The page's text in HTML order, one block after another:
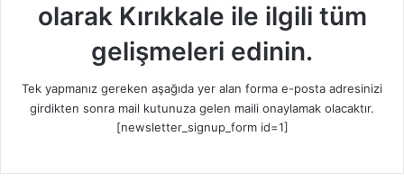
olarak Kırıkkale ile ilgili tüm
gelişmeleri edinin.
Tek yapmanız gereken aşağıda yer alan forma e-posta adresinizi
girdikten sonra mail kutunuza gelen maili onaylamak olacaktır.
[newsletter_signup_form id=1]